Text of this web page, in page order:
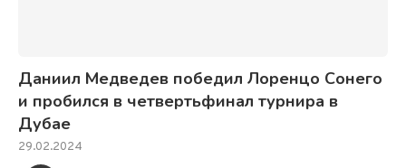
Даниил Медведев победил Лоренцо Сонего
и пробился в четвертьфинал турнира в
Дубае
29.02.2024